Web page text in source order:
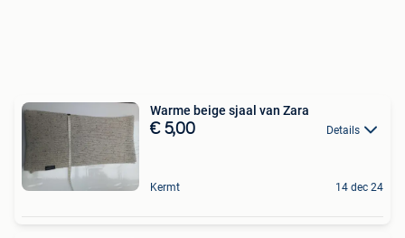
Warme beige sjaal van Zara
€ 5,00 Details
Kermt 14 dec 24